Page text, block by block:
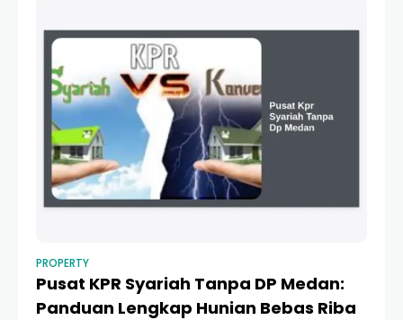
PROPERTY
Pusat KPR Syariah Tanpa DP Medan:
Panduan Lengkap Hunian Bebas Riba